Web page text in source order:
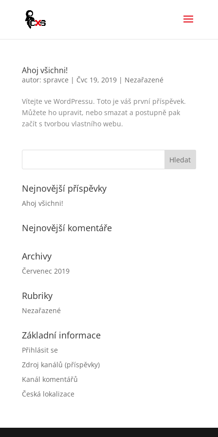
Ahoj všichni!
autor: spravce | Čvc 19, 2019| Nezařazené
Vítejte ve WordPressu. Toto je váš první příspěvek.
Můžete ho upravit, nebo smazat a postupně pak
začít s tvorbou vlastního webu.
Nejnovější příspěvky
Ahoj všichni!
Nejnovější komentáře
Archivy
Červenec 2019
Rubriky
Nezařazené
Základní informace
Přihlásit se
Zdroj kanálů (příspěvky)
Kanál komentářů
Česká lokalizace